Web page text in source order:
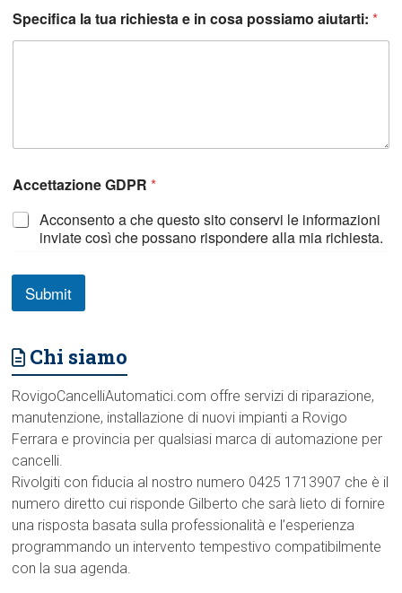
m
o
C
e
Specifica la tua richiesta e in cosa possiamo aiutarti:*
Accettazione GDPR*
Acconsento a che questo sito conservi le informazioni
inviate così che possano rispondere alla mia richiesta.
Submit
Chi siamo
RovigoCancelliAutomatici.com offre servizi di riparazione,
manutenzione, installazione di nuovi impianti a Rovigo
Ferrara e provincia per qualsiasi marca di automazione per
cancelli.
Rivolgiti con fiducia al nostro numero 0425 1713907 che è il
numero diretto cui risponde Gilberto che sarà lieto di fornire
una risposta basata sulla professionalità e l’esperienza
programmando un intervento tempestivo compatibilmente
con la sua agenda.